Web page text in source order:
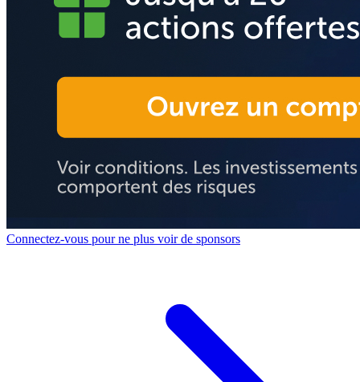
Connectez-vous pour ne plus voir de sponsors